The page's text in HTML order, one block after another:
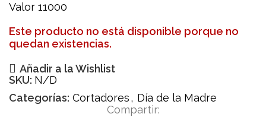
Valor 11000
Este producto no está disponible porque no
quedan existencias.
Añadir a la Wishlist
SKU: N/D
Categorías: Cortadores, Día de la Madre
Compartir: